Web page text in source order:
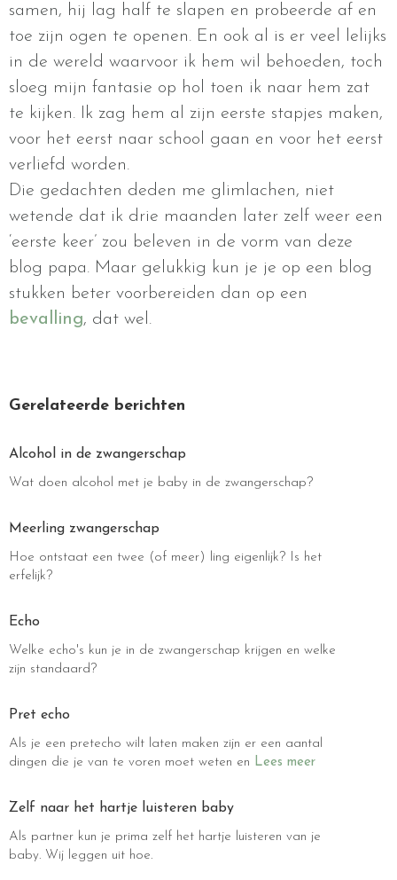
samen, hij lag half te slapen en probeerde af en
toe zijn ogen te openen. En ook al is er veel lelijks
in de wereld waarvoor ik hem wil behoeden, toch
sloeg mijn fantasie op hol toen ik naar hem zat
te kijken. Ik zag hem al zijn eerste stapjes maken,
voor het eerst naar school gaan en voor het eerst
verliefd worden.
Die gedachten deden me glimlachen, niet
wetende dat ik drie maanden later zelf weer een
‘eerste keer’ zou beleven in de vorm van deze
blog papa. Maar gelukkig kun je je op een blog
stukken beter voorbereiden dan op een
bevalling, dat wel.
Gerelateerde berichten
Alcohol in de zwangerschap
Wat doen alcohol met je baby in de zwangerschap?
Meerling zwangerschap
Hoe ontstaat een twee (of meer) ling eigenlijk? Is het
erfelijk?
Echo
Welke echo's kun je in de zwangerschap krijgen en welke
zijn standaard?
Pret echo
Als je een pretecho wilt laten maken zijn er een aantal
dingen die je van te voren moet weten en Lees meer
Zelf naar het hartje luisteren baby
Als partner kun je prima zelf het hartje luisteren van je
baby. Wij leggen uit hoe.